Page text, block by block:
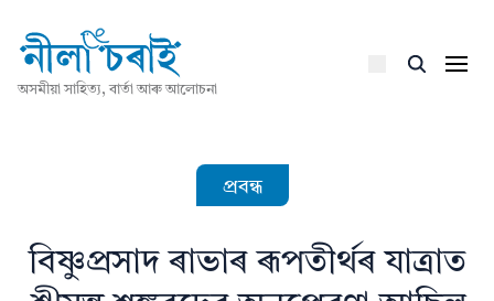
অসমীয়া সাহিত্য, বাৰ্তা আৰু আলোচনা
প্ৰবন্ধ
বিষ্ণুপ্ৰসাদ ৰাভাৰ ৰূপতীৰ্থৰ যাত্ৰাত